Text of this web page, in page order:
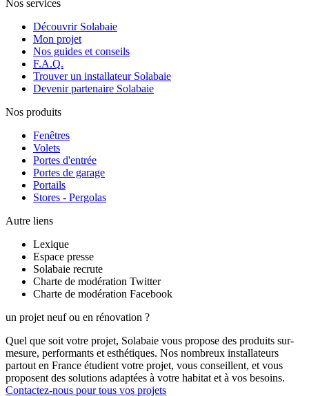
Nos services
Découvrir Solabaie
Mon projet
Nos guides et conseils
F.A.Q.
Trouver un installateur Solabaie
Devenir partenaire Solabaie
Nos produits
Fenêtres
Volets
Portes d'entrée
Portes de garage
Portails
Stores - Pergolas
Autre liens
Lexique
Espace presse
Solabaie recrute
Charte de modération Twitter
Charte de modération Facebook
un projet neuf ou en rénovation ?
Quel que soit votre projet, Solabaie vous propose des produits sur-
mesure, performants et esthétiques. Nos nombreux installateurs
partout en France étudient votre projet, vous conseillent, et vous
proposent des solutions adaptées à votre habitat et à vos besoins.
Contactez-nous pour tous vos projets